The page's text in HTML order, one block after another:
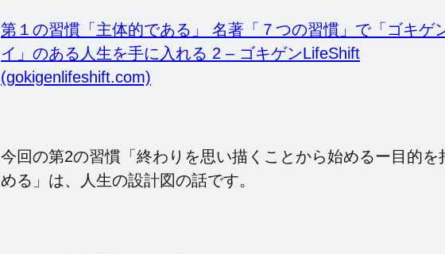
第１の習慣「主体的である」 名著「７つの習慣」で「ゴキゲ
イ」のある人生を手に入れる 2 – ゴキゲンLifeShift
(gokigenlifeshift.com)
今回の第2の習慣「終わりを思い描くことから始めるー目的を
める」は、人生の設計図の話です。